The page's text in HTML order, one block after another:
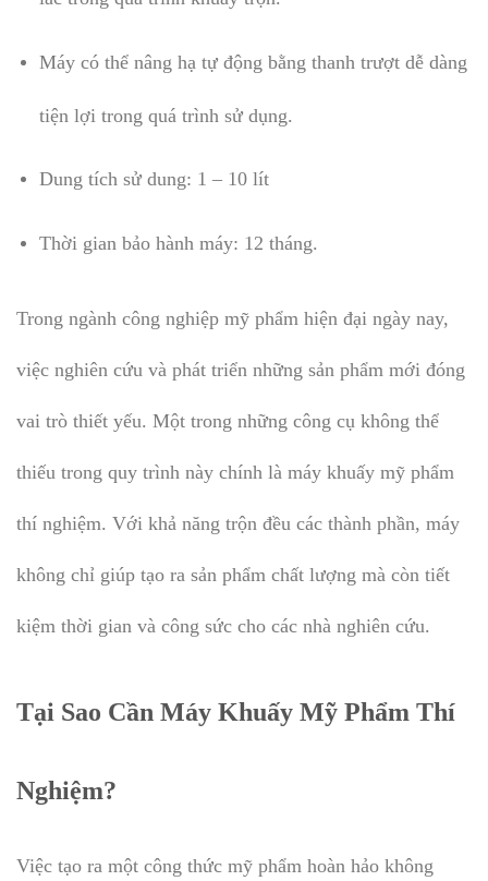
Máy có thể nâng hạ tự động bằng thanh trượt dễ dàng
tiện lợi trong quá trình sử dụng.
Dung tích sử dung: 1 – 10 lít
Thời gian bảo hành máy: 12 tháng.
Trong ngành công nghiệp mỹ phẩm hiện đại ngày nay,
việc nghiên cứu và phát triển những sản phẩm mới đóng
vai trò thiết yếu. Một trong những công cụ không thể
thiếu trong quy trình này chính là máy khuấy mỹ phẩm
thí nghiệm. Với khả năng trộn đều các thành phần, máy
không chỉ giúp tạo ra sản phẩm chất lượng mà còn tiết
kiệm thời gian và công sức cho các nhà nghiên cứu.
Tại Sao Cần Máy Khuấy Mỹ Phẩm Thí
Nghiệm?
Việc tạo ra một công thức mỹ phẩm hoàn hảo không